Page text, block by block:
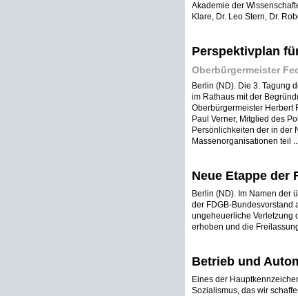
Akademie der
Klare, Dr. Leo Stern, Dr.
Perspektivplan
Oberbürgermeister
Berlin (ND). Die 3. Tagung
im Rathaus mit der
Oberbürgermeister Herbert
Paul Verner, Mitglied des
Persönlichkeiten der in der
Massenorganisationen teil
Neue Etappe der
Berlin (ND). Im Namen der
der FDGB-Bundesvorstand
ungeheuerliche Verletzung
erhoben und die
Betrieb und
Eines der
Sozialismus, das wir